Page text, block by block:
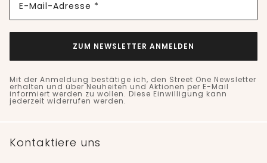
E-Mail-Adresse *
ZUM NEWSLETTER ANMELDEN
Mit der Anmeldung bestätige ich, den Street One Newsletter
erhalten und über Neuheiten und Aktionen per E-Mail
informiert werden zu wollen. Diese Einwilligung kann
jederzeit widerrufen werden.
Kontaktiere uns